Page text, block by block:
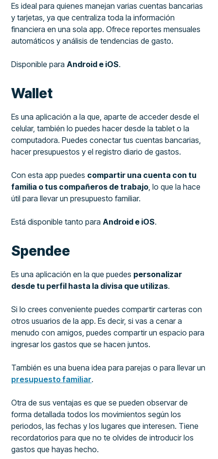
Es ideal para quienes manejan varias cuentas bancarias
y tarjetas, ya que centraliza toda la información
financiera en una sola app. Ofrece reportes mensuales
automáticos y análisis de tendencias de gasto.
Disponible para Android e iOS.
Wallet
Es una aplicación a la que, aparte de acceder desde el
celular, también lo puedes hacer desde la tablet o la
computadora. Puedes conectar tus cuentas bancarias,
hacer presupuestos y el registro diario de gastos.
Con esta app puedes compartir una cuenta con tu
familia o tus compañeros de trabajo , lo que la hace
útil para llevar un presupuesto familiar.
Está disponible tanto para Android e iOS.
Spendee
Es una aplicación en la que puedes personalizar
desde tu perfil hasta la divisa que utilizas.
Si lo crees conveniente puedes compartir carteras con
otros usuarios de la app. Es decir, si vas a cenar a
menudo con amigos, puedes compartir un espacio para
ingresar los gastos que se hacen juntos.
También es una buena idea para parejas o para llevar un
presupuesto familiar.
Otra de sus ventajas es que se pueden observar de
forma detallada todos los movimientos según los
periodos, las fechas y los lugares que interesen. Tiene
recordatorios para que no te olvides de introducir los
gastos que hayas hecho.